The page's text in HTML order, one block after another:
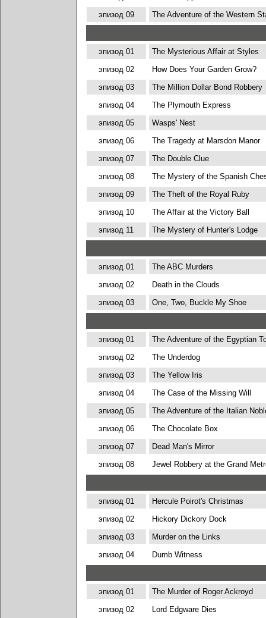
эпизод 09
The Adventure of the Western
эпизод 01
The Mysterious Affair at Styles
эпизод 02
How Does Your Garden Grow?
эпизод 03
The Million Dollar Bond Robbery
эпизод 04
The Plymouth Express
эпизод 05
Wasps' Nest
эпизод 06
The Tragedy at Marsdon Manor
эпизод 07
The Double Clue
эпизод 08
The Mystery of the Spanish
эпизод 09
The Theft of the Royal Ruby
эпизод 10
The Affair at the Victory Ball
эпизод 11
The Mystery of Hunter's Lodge
эпизод 01
The ABC Murders
эпизод 02
Death in the Clouds
эпизод 03
One, Two, Buckle My Shoe
эпизод 01
The Adventure of the Egyptian
эпизод 02
The Underdog
эпизод 03
The Yellow Iris
эпизод 04
The Case of the Missing Will
эпизод 05
The Adventure of the Italian
эпизод 06
The Chocolate Box
эпизод 07
Dead Man's Mirror
эпизод 08
Jewel Robbery at the Grand
эпизод 01
Hercule Poirot's Christmas
эпизод 02
Hickory Dickory Dock
эпизод 03
Murder on the Links
эпизод 04
Dumb Witness
эпизод 01
The Murder of Roger Ackroyd
эпизод 02
Lord Edgware Dies